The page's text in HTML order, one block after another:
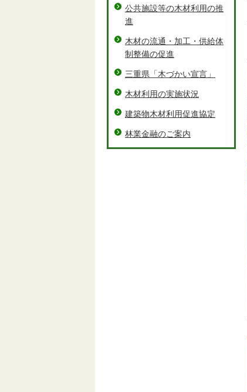
公共施設等の木材利用の推
進
木材の流通・加工・供給体
制整備の促進
三重県「木づかい宣言」
木材利用の実施状況
建築物木材利用促進協定
林業金融のご案内